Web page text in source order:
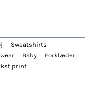
Sweatshirts
Baby
Forklæder
print